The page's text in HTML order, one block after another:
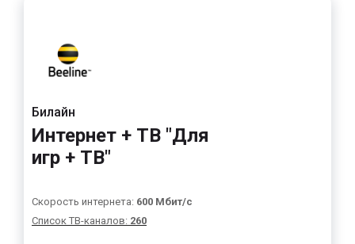
Билайн
Интернет + ТВ "Для
игр + ТВ"
Скорость интернета: 600 Мбит/с
Список ТВ-каналов: 260